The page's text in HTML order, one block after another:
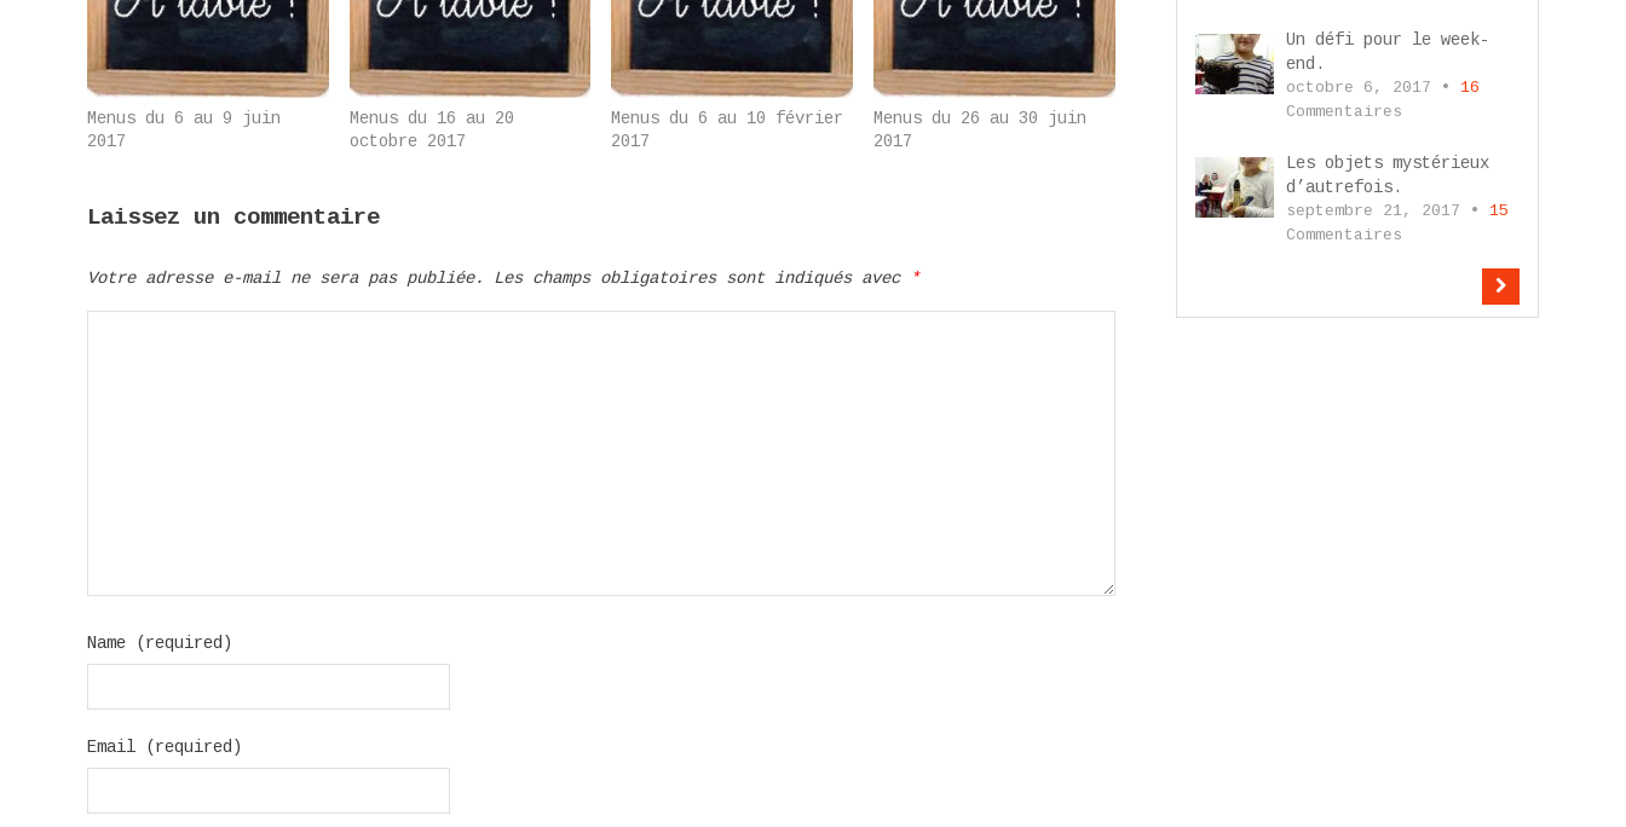
Menus du 6 au 9 juin
2017
Menus du 16 au 20
octobre 2017
Menus du 6 au 10 février
2017
Menus du 26 au 30 juin
2017
Laissez un commentaire
Votre adresse e-mail ne sera pas publiée. Les champs obligatoires sont indiqués avec *
Name (required)
Email (required)
Un défi pour le week-
end.
octobre 6, 2017 • 16
Commentaires
Les objets mystérieux
d’autrefois.
septembre 21, 2017 • 15
Commentaires